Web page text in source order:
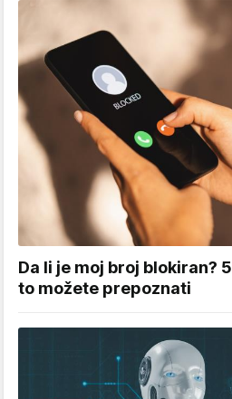
Da li je moj broj blokiran?
to možete prepoznati